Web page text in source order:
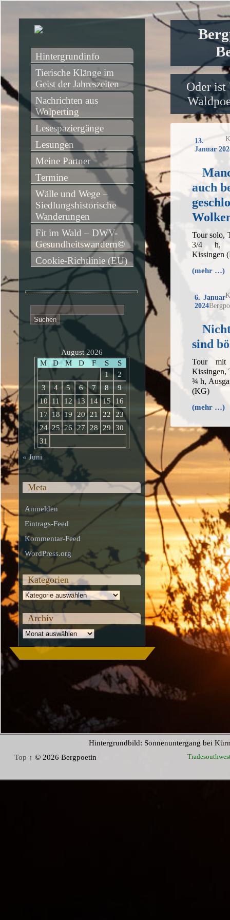
Oder ist
13.
Januar
auch
Tour solo,
3/4 h,
Kissingen
(mehr …)
6. Januar
2024
sind
Tour mit
Kissingen,
¾ h,
(KG)
(mehr …)
Hintergrundinfo
Tierische Klänge im
Geist der Jahreszeiten
Nachrichten aus
Wolperting
Lesespaziergänge
Lesungen
Meine Partner
Termine
Wälle und Wege –
Siedlungshistorische
Wanderungen
Fit im Wald – DWV-
Gesundheitswandern©
Cookie-Richtlinie (EU)
nach:
August 2026
M
D M D F S
S
1
2
3
4 5 6 7 8
9
10
11 12 13 14 15
16
17
18 19 20 21 22
23
24 25 26 27 28 29
30
31
« Juni
Meta
Anmelden
Eintrags-Feed
Kommentar-Feed
WordPress.org
Kategorien
Kategorien
Archiv
Archiv
Hintergrundbild: Sonnenuntergang bei
Top ↑ © 2026 Bergpoetin